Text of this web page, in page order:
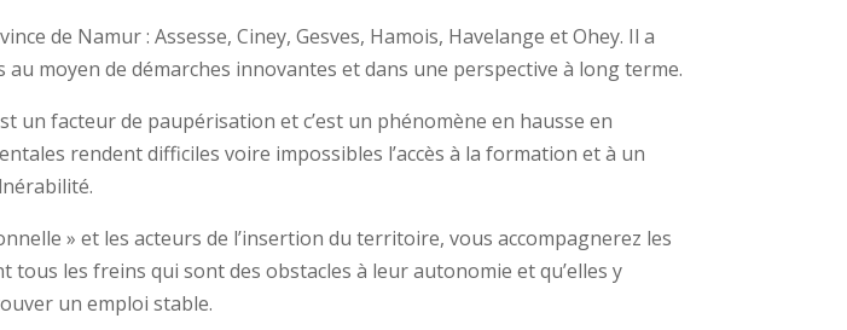
de Namur : Assesse, Ciney, Gesves, Hamois, Havelange et Ohey. Il a
moyen de démarches innovantes et dans une perspective à long terme.
un facteur de paupérisation et c’est un phénomène en hausse en
rendent difficiles voire impossibles l’accès à la formation et à un
» et les acteurs de l’insertion du territoire, vous accompagnerez les
tous les freins qui sont des obstacles à leur autonomie et qu’elles y
un emploi stable.